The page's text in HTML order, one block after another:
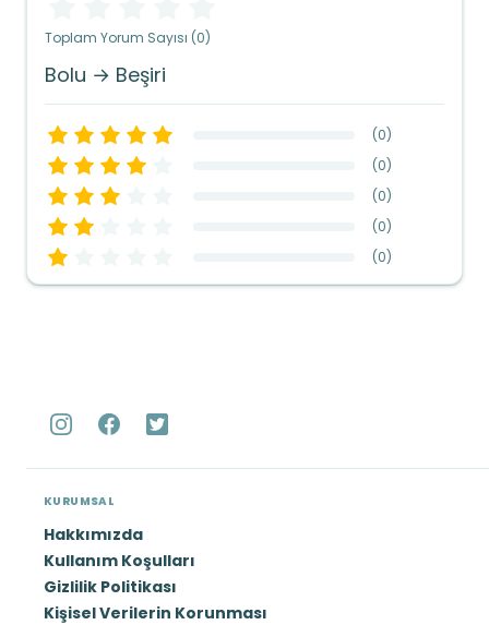
Toplam Yorum Sayısı (0)
Bolu → Beşiri
(0)
(0)
(0)
(0)
(0)
KURUMSAL
Hakkımızda
Kullanım Koşulları
Gizlilik Politikası
Kişisel Verilerin Korunması